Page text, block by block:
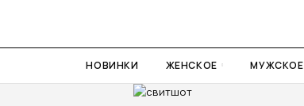
НОВИНКИ ЖЕНСКОЕ МУЖСКОЕ